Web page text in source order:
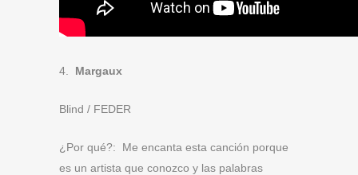
4. Margaux
Blind / FEDER
¿Por qué?: Me encanta esta canción porque
es un artista que conozco y las palabras